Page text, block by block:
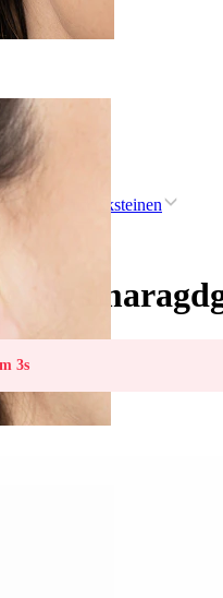
Schmucksteinen
3s